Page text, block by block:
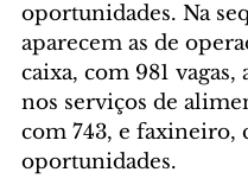
oportunidades. Na
aparecem as de
caixa, com 981
nos serviços de
com 743, e faxineiro,
oportunidades.